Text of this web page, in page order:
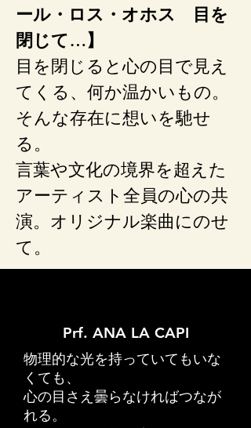
ール・ロス・オホス 目を
閉じて…】
目を閉じると心の目で見え
てくる、何か温かいもの。
そんな存在に想いを馳せ
る。
言葉や文化の境界を超えた
アーティスト全員の心の共
演。オリジナル楽曲にのせ
て。
Prf. ANA LA CAPI
物理的な光を持っていてもいな
くても、
心の目さえ曇らなければつなが
れる。